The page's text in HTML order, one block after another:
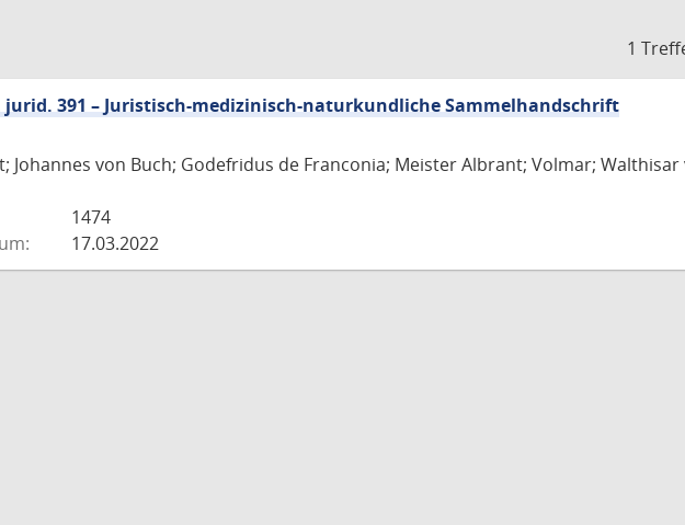
1
jurid. 391 – Juristisch-medizinisch-naturkundliche Sammelhandschrift
Johannes von Buch; Godefridus de Franconia; Meister Albrant; Volmar;
1474
17.03.2022